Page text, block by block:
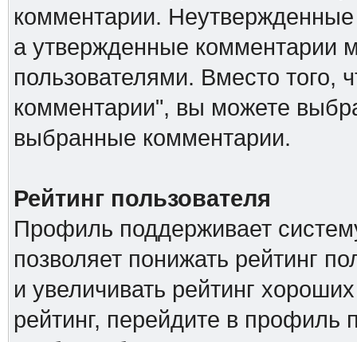
комментарии.
а утвержденные комментарии
пользователями. Вместо
комментарии", вы можете
выбранные комментарии.
Рейтинг пользователя
Профиль поддерживает
позволяет понижать рейтинг
и увеличивать рейтинг
рейтинг, перейдите в профиль